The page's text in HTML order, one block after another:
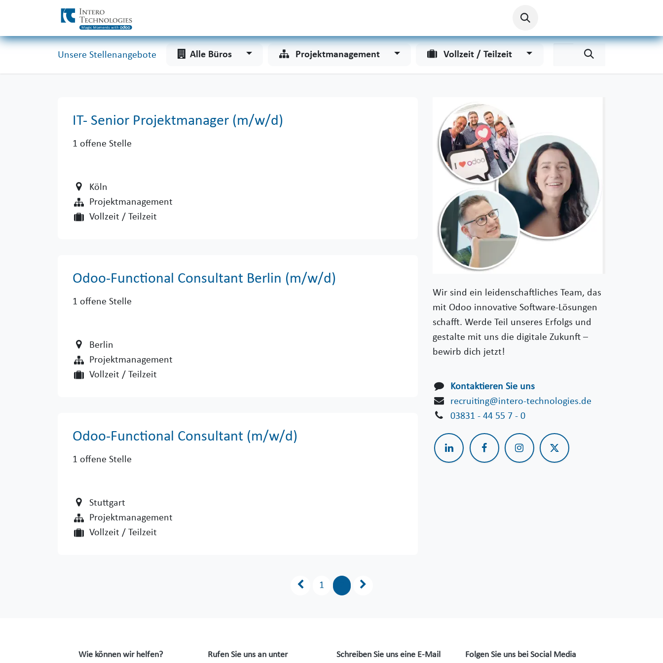
Zum Inhalt springen
Unsere Stellenangebote Alle Büros Projektmanagement Vollzeit / Teilzeit
IT- Senior Projektmanager (m/w/d)
1 offene Stelle
Köln
Projektmanagement
Vollzeit / Teilzeit
Odoo-Functional Consultant Berlin (m/w/d)
1 offene Stelle
Berlin
Projektmanagement
Vollzeit / Teilzeit
Odoo-Functional Consultant (m/w/d)
1 offene Stelle
Stuttgart
Projektmanagement
Vollzeit / Teilzeit
Wir sind ein leidenschaftliches Team, das
mit Odoo innovative Software-Lösungen
schafft. Werde Teil unseres Erfolgs und
gestalte mit uns die digitale Zukunft –
bewirb dich jetzt!
Kontaktieren Sie uns
recruiting@intero-technologies.de
03831 - 44 55 7 - 0
1
Wie können wir helfen? Rufen Sie uns an unter Schreiben Sie uns eine E-Mail Folgen Sie uns bei Social Media